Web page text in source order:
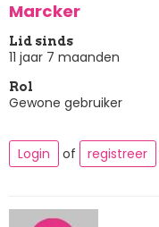
Marcker
Lid sinds
11 jaar 7 maanden
Rol
Gewone gebruiker
Login of registreer